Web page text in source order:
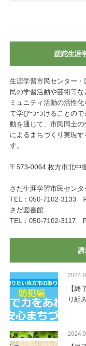
蹉跎生涯
生涯学習市民センター
民の学習活動や芸術等
ミュニティ活動の活性
て学びつつけることの
動を通じて、市民同士
によるまちづくり実現
す。
〒573-0064 枚方市北中
さだ生涯学習市民センタ
TEL：050-7102-3133
さだ図書館
TEL：050-7102-3117
講
【終
り組